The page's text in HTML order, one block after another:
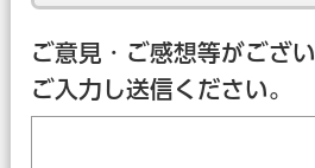
ご意見・ご感想等がござ
ご入力し送信ください。